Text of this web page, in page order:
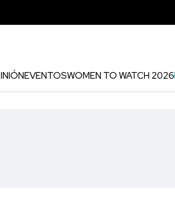
EVENTOSWOMEN TO WATCH 2026